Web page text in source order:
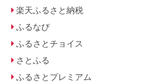
楽天ふるさと納税
ふるなび
ふるさとチョイス
さとふる
ふるさとプレミアム